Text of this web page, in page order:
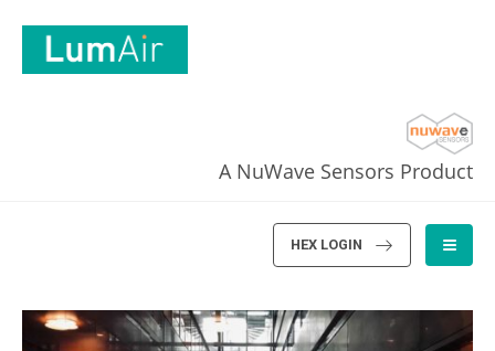
A NuWave Sensors Product
HEX LOGIN